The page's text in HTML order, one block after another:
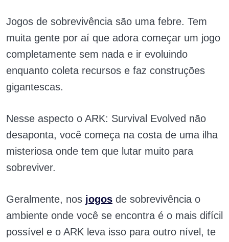
Jogos de sobrevivência são uma febre. Tem
muita gente por aí que adora começar um jogo
completamente sem nada e ir evoluindo
enquanto coleta recursos e faz construções
gigantescas.
Nesse aspecto o ARK: Survival Evolved não
desaponta, você começa na costa de uma ilha
misteriosa onde tem que lutar muito para
sobreviver.
Geralmente, nos jogos de sobrevivência o
ambiente onde você se encontra é o mais difícil
possível e o ARK leva isso para outro nível, te